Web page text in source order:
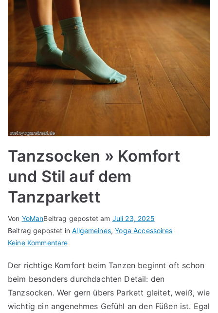
Tanzsocken » Komfort
und Stil auf dem
Tanzparkett
Von YoManBeitrag gepostet am Juli 23, 2025
Beitrag gepostet inAllgemeines,Yoga Accessoires
Keine Kommentarefür
»
Komfort
und
Stil
Der richtige Komfort beim Tanzen beginnt oft schon
beim besonders durchdachten Detail: den
Tanzsocken. Wer gern übers Parkett gleitet, weiß, wie
wichtig ein angenehmes Gefühl an den Füßen ist. Egal